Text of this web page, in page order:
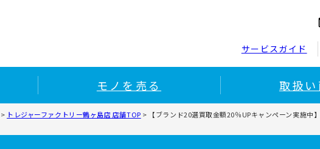
サービスガイド
モノを売る 取扱い
> トレジャーファクトリー鶴ヶ島店 店舗TOP >
【ブランド20選買取金額20％UPキャンペーン実施中